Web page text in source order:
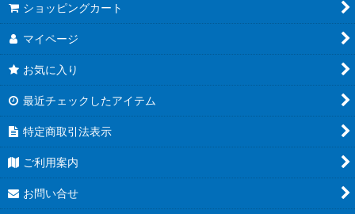
極細1mm幅ペーパー
タントロング1.5mm幅
タントロング3mm幅（基本幅）
タント全色おまとめ
ショッピングカート
マイページ
お気に入り
最近チェックしたアイテム
特定商取引法表示
ご利用案内
お問い合せ